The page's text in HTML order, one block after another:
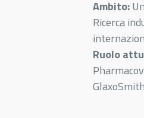
Ambito:
Ricerca
Ruolo